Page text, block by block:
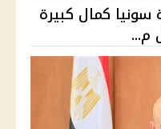
كمال كبيرة
م...